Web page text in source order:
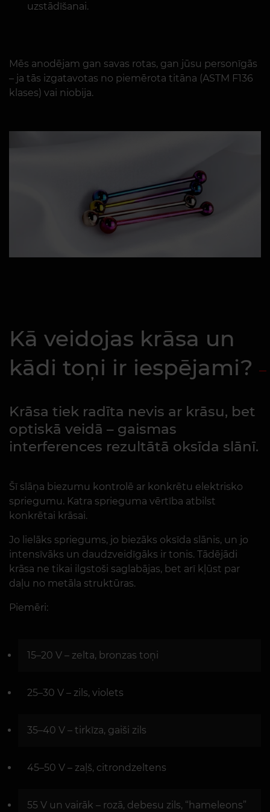
uzstādīšanai.
Mēs anodējam gan savas rotas, gan jūsu personīgās
– ja tās izgatavotas no piemērota titāna (ASTM F136
klases) vai niobija.
Kā veidojas krāsa un
kādi toņi ir iespējami?
Krāsa tiek radīta nevis ar krāsu, bet
optiskā veidā – gaismas
interferences rezultātā oksīda slānī.
Šī slāņa biezumu kontrolē ar konkrētu elektrisko
spriegumu. Katra sprieguma vērtība atbilst
konkrētai krāsai.
Jo lielāks spriegums, jo biezāks oksīda slānis, un jo
intensīvāks un daudzveidīgāks ir tonis. Tādējādi
krāsa ne tikai ilgstoši saglabājas, bet arī kļūst par
daļu no metāla struktūras.
Piemēri:
15–20 V – zelta, bronzas toņi
25–30 V – zils, violets
35–40 V – tirkīza, gaiši zils
45–50 V – zaļš, citrondzeltens
55 V un vairāk – rozā, debesu zils, “hameleons”